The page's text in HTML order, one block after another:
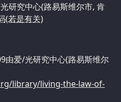
研究中心(路易斯维尔市, 肯
(若是有关)
由爱/光研究中心(路易斯维尔
library/living-the-law-of-